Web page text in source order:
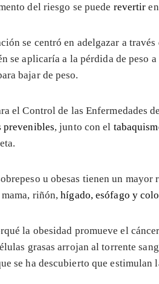
del riesgo se puede revertir
se centró en adelgazar a
se aplicaría a la pérdida de peso
bajar de peso.
el Control de las Enfermedades
prevenibles, junto con el
u obesas tienen un
riñón,hígado, esófago y
la obesidad promueve el
grasas arrojan al torrente
se ha descubierto que estimulan